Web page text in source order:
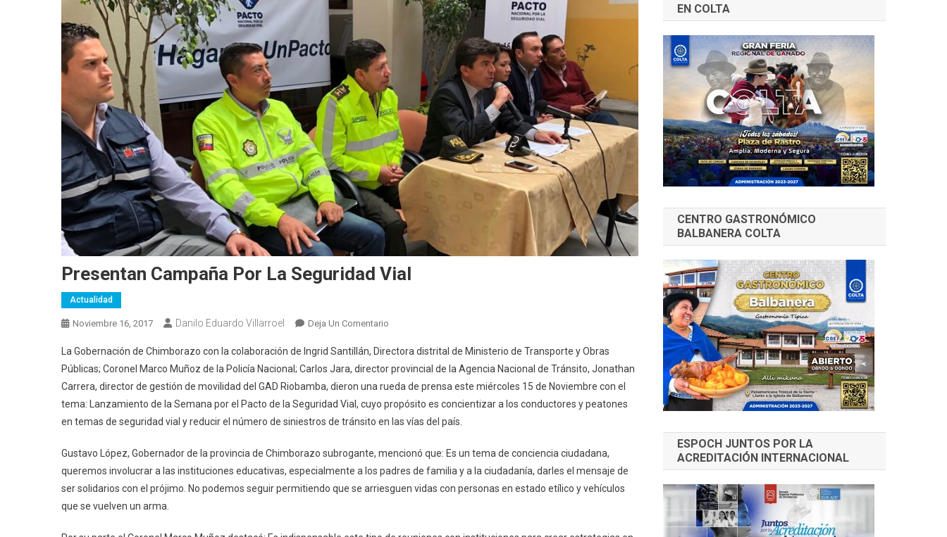
Presentan Campaña Por La Seguridad Vial
Actualidad
Noviembre 16, 2017 Danilo Eduardo Villarroel Deja Un Comentario
Campaña
Por
La
Seguridad
Vial
La Gobernación de Chimborazo con la colaboración de Ingrid Santillán, Directora distrital de Ministerio de Transporte y Obras
Públicas; Coronel Marco Muñoz de la Policía Nacional; Carlos Jara, director provincial de la Agencia Nacional de Tránsito, Jonathan
Carrera, director de gestión de movilidad del GAD Riobamba, dieron una rueda de prensa este miércoles 15 de Noviembre con el
tema: Lanzamiento de la Semana por el Pacto de la Seguridad Vial, cuyo propósito es concientizar a los conductores y peatones
en temas de seguridad vial y reducir el número de siniestros de tránsito en las vías del país.
Gustavo López, Gobernador de la provincia de Chimborazo subrogante, mencionó que: Es un tema de conciencia ciudadana,
queremos involucrar a las instituciones educativas, especialmente a los padres de familia y a la ciudadanía, darles el mensaje de
ser solidarios con el prójimo. No podemos seguir permitiendo que se arriesguen vidas con personas en estado etílico y vehículos
que se vuelven un arma.
EN COLTA
CENTRO GASTRONÓMICO
BALBANERA COLTA
ESPOCH JUNTOS POR LA
ACREDITACIÓN INTERNACIONAL